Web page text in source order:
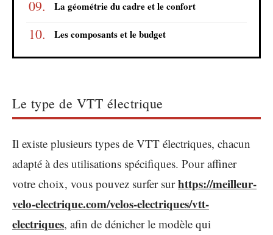
La géométrie du cadre et le confort
Les composants et le budget
Le type de VTT électrique
Il existe plusieurs types de VTT électriques, chacun
adapté à des utilisations spécifiques. Pour affiner
votre choix, vous pouvez surfer surhttps://meilleur-
velo-electrique.com/velos-electriques/vtt-
electriques, afin de dénicher le modèle qui